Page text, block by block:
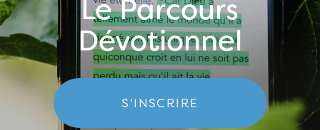
Le Parcours
Dévotionnel
S'INSCRIRE